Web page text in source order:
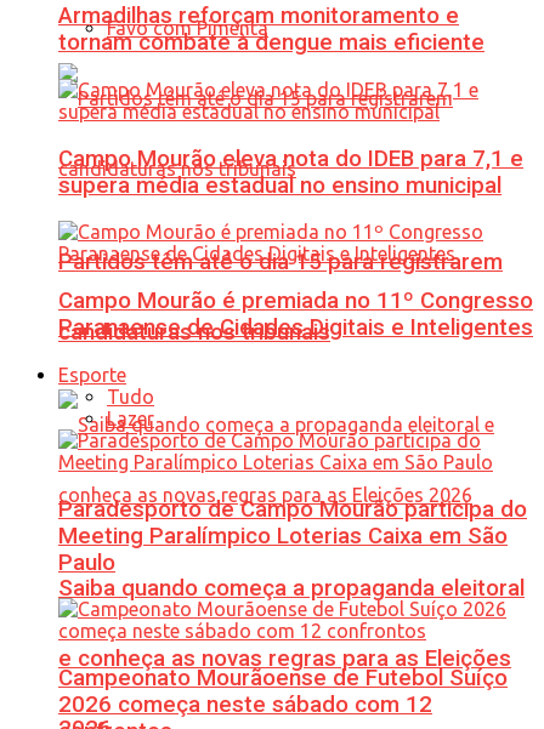
Favo com Pimenta
Partidos têm até o dia 15 para registrarem
candidaturas nos tribunais
Saiba quando começa a propaganda eleitoral
e conheça as novas regras para as Eleições
Armadilhas reforçam monitoramento e
tornam combate à dengue mais eficiente
Campo Mourão eleva nota do IDEB para 7,1 e
supera média estadual no ensino municipal
Campo Mourão é premiada no 11º Congresso
Paranaense de Cidades Digitais e Inteligentes
Esporte
Tudo
Lazer
Paradesporto de Campo Mourão participa do
Meeting Paralímpico Loterias Caixa em São
Paulo
Campeonato Mourãoense de Futebol Suíço
2026 começa neste sábado com 12